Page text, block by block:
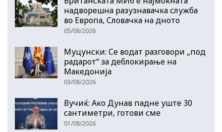
надворешна разузнавачка служба
во Европа, Словачка на дното
05/08/2026
Муцунски: Се водат разговори „под
радарот“ за деблокирање на
Македонија
03/08/2026
Вучиќ: Ако Дунав падне уште 30
сантиметри, готови сме
01/08/2026